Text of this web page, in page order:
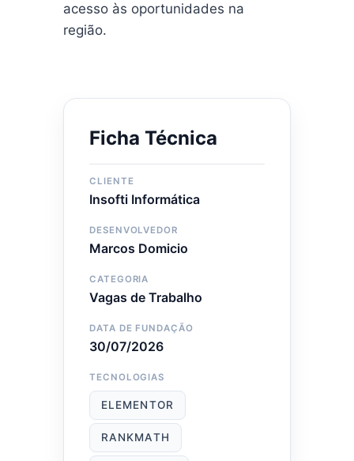
acesso às oportunidades na
região.
Ficha Técnica
CLIENTE
Insofti Informática
DESENVOLVEDOR
Marcos Domicio
CATEGORIA
Vagas de Trabalho
DATA DE FUNDAÇÃO
30/07/2026
TECNOLOGIAS
ELEMENTOR
RANKMATH